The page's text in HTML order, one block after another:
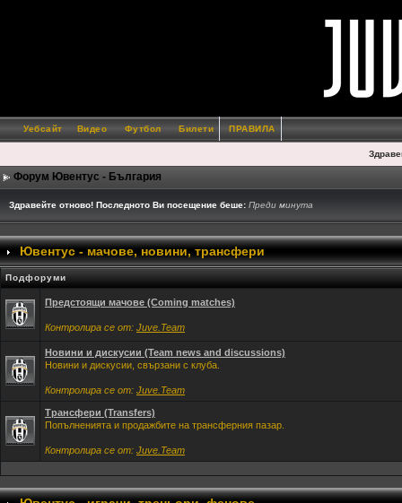
Уебсайт Видео Футбол Билети ПРАВИЛА
Форум Ювентус - България
Здравейте отново! Последното Ви посещение беше: Преди минута
Ювентус - мачове, новини, трансфери
Подфоруми
Предстоящи мачове (Coming matches)
Контролира се от: Juve.Team
Новини и дискусии (Team news and discussions)
Новини и дискусии, свързани с клуба.
Контролира се от: Juve.Team
Трансфери (Transfers)
Попълненията и продажбите на трансферния пазар.
Контролира се от: Juve.Team